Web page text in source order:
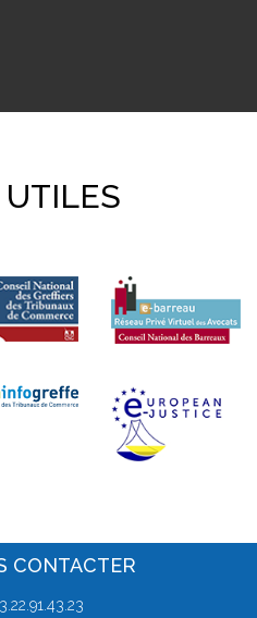
CONTACTER